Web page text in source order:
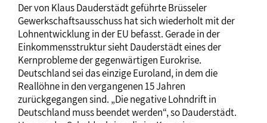
Der von Klaus Dauderstädt geführte Brüsseler
Gewerkschaftsausschuss hat sich wiederholt mit der
Lohnentwicklung in der EU befasst. Gerade in der
Einkommensstruktur sieht Dauderstädt eines der
Kernprobleme der gegenwärtigen Eurokrise.
Deutschland sei das einzige Euroland, in dem die
Reallöhne in den vergangenen 15 Jahren
zurückgegangen sind. „Die negative Lohndrift in
Deutschland muss beendet werden“, so Dauderstädt.